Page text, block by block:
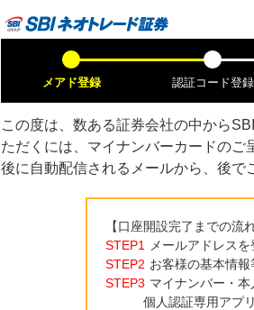
メアド登録 認証コード登録
この度は、数ある証券会社の中から
ただくには、マイナンバーカードの
後に自動配信されるメールから、後で
【口座開設完了までの流れ
STEP1
メールアドレスを
STEP2 お客様の基本情報
STEP3 マイナンバー・本
個人認証専用アプ